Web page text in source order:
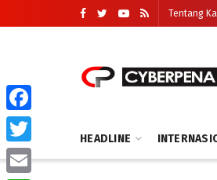
Tentang
HEADLINE
Facebook
Twitter